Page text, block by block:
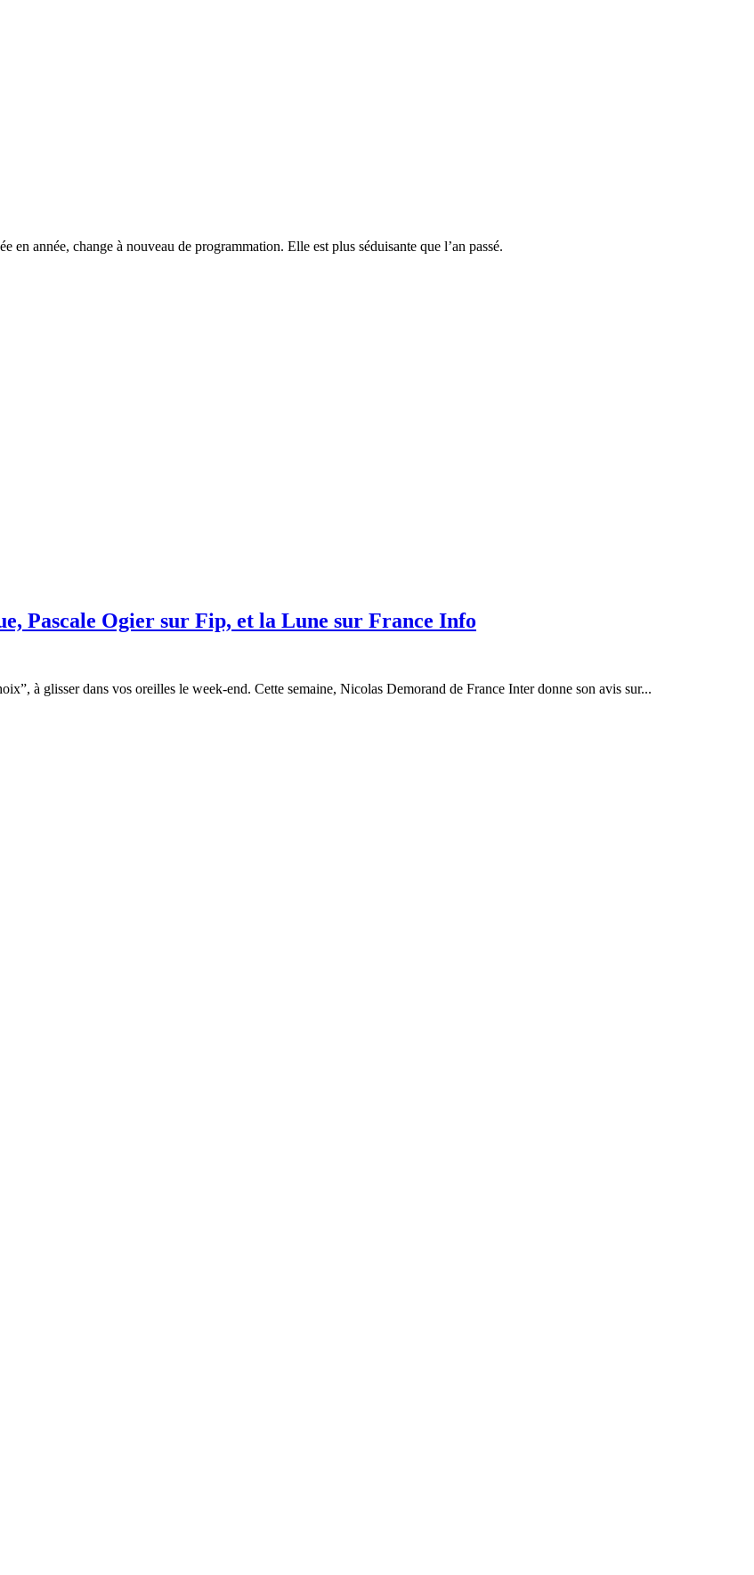
en année, change à nouveau de programmation. Elle est plus séduisante que l’an passé.
Pascale Ogier sur Fip, et la Lune sur France Info
à glisser dans vos oreilles le week-end. Cette semaine, Nicolas Demorand de France Inter donne son avis sur...